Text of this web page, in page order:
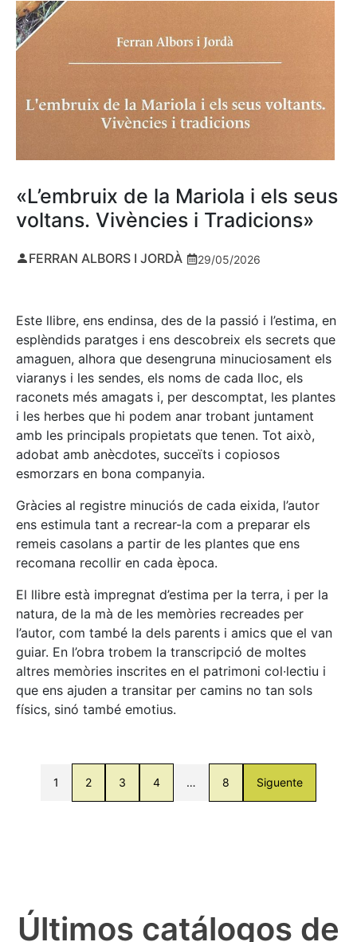
«L’embruix de la Mariola i els seus
voltans. Vivències i Tradicions»
FERRAN ALBORS I JORDÀ 29/05/2026
Este llibre, ens endinsa, des de la passió i l’estima, en
esplèndids paratges i ens descobreix els secrets que
amaguen, alhora que desengruna minuciosament els
viaranys i les sendes, els noms de cada lloc, els
raconets més amagats i, per descomptat, les plantes
i les herbes que hi podem anar trobant juntament
amb les principals propietats que tenen. Tot això,
adobat amb anècdotes, succeïts i copiosos
esmorzars en bona companyia.
Gràcies al registre minuciós de cada eixida, l’autor
ens estimula tant a recrear-la com a preparar els
remeis casolans a partir de les plantes que ens
recomana recollir en cada època.
El llibre està impregnat d’estima per la terra, i per la
natura, de la mà de les memòries recreades per
l’autor, com també la dels parents i amics que el van
guiar. En l’obra trobem la transcripció de moltes
altres memòries inscrites en el patrimoni col·lectiu i
que ens ajuden a transitar per camins no tan sols
físics, sinó també emotius.
1 2 3 4 … 8 Siguente
Últimos catálogos de